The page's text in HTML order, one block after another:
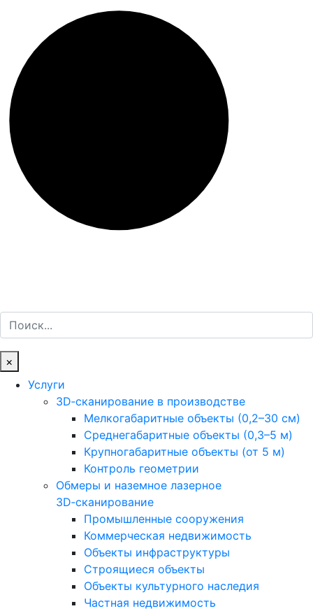
Поиск
×
Услуги
3D‑сканирование в производстве
Мелкогабаритные объекты (0,2–30 см)
Среднегабаритные объекты (0,3–5 м)
Крупногабаритные объекты (от 5 м)
Контроль геометрии
Обмеры и наземное лазерное
3D‑сканирование
Промышленные сооружения
Коммерческая недвижимость
Объекты инфраструктуры
Строящиеся объекты
Объекты культурного наследия
Частная недвижимость